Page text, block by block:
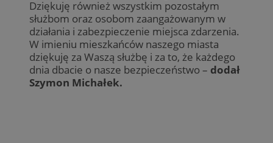
Dziękuję również wszystkim pozostałym
służbom oraz osobom zaangażowanym w
działania i zabezpieczenie miejsca zdarzenia.
W imieniu mieszkańców naszego miasta
dziękuję za Waszą służbę i za to, że każdego
dnia dbacie o nasze bezpieczeństwo – dodał
Szymon Michałek.